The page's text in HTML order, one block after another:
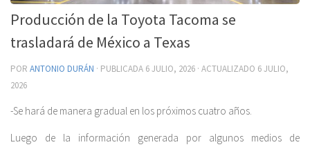
Producción de la Toyota Tacoma se
trasladará de México a Texas
POR ANTONIO DURÁN · PUBLICADA 6 JULIO, 2026 · ACTUALIZADO 6 JULIO,
2026
-Se hará de manera gradual en los próximos cuatro años.
Luego de la información generada por algunos medios de